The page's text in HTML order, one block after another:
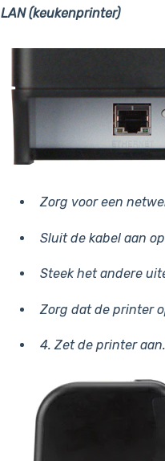
LAN (keukenprinter)
Zorg voor een
Sluit de kabel aan
Steek het andere
Zorg dat de printer
4. Zet de printer